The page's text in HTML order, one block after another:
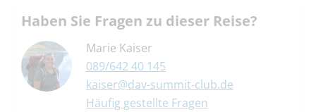
Haben Sie Fragen zu dieser Reise?
Marie Kaiser
089/642 40 145
kaiser@dav-summit-club.de
Häufig gestellte Fragen